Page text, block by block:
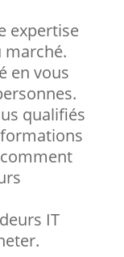
expertise
marché.
en vous
qualifiés
IT